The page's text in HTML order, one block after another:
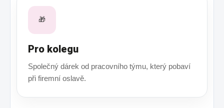
🎁
Pro kolegu
Společný dárek od pracovního týmu, který pobaví
při firemní oslavě.